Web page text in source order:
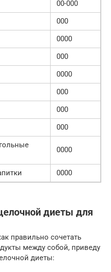
00-000
000
0000
000
0000
000
000
000
0000
0000
диеты для
правильно сочетать
между собой, приведу
диеты: